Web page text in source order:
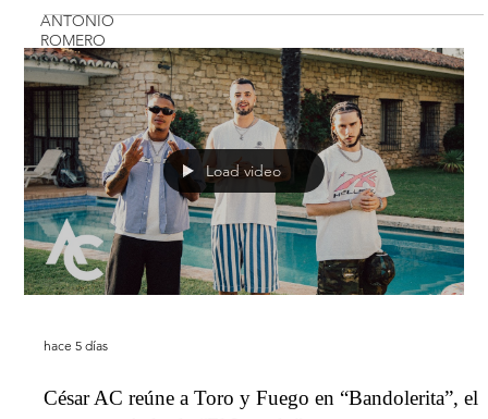
ANTONIO
ROMERO
oro del R&B, Hip Hop, Dancehall y todos los
ritmos de la música negra en Barcelona y Madrid
Tony Aguilar y los míticos DJs Jhey Eye y Jhose Ángel lideran un
tardeo remember que recupera la banda sonora de una
generación con los grandes éxitos de los 90 y los 2000 Después
de marcar durante más de una década las noches de los
sábados en LOS40, La Ruta del Aguilar vuelve a los escenarios
con dos citas imprescindibles para los amantes del R&B, el Hip
Hop, el Dancehall y todos los sonidos que dominaron las listas
de éxitos durante los años 90 y 2000. El evento llegará a